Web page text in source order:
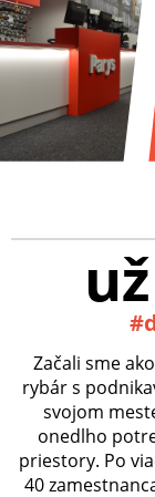
Začali sme
rybár s
svojom
onedlho
priestory. Po
40